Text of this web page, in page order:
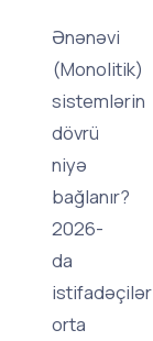
Ənənəvi
(Monolitik)
sistemlərin
dövrü
niyə
bağlanır?
2026-
da
orta